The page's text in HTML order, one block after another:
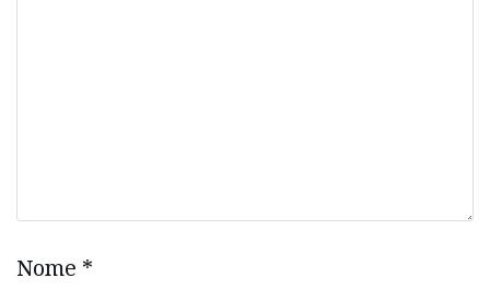
Nome *